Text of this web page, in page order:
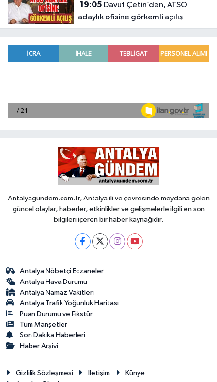
19:05
adaylık ofisine görkemli açılış
Antalyagundem.com.tr, Antalya ili ve çevresinde meydana gelen
güncel olaylar, haberler, etkinlikler ve gelişmelerle ilgili en son
bilgileri içeren bir haber kaynağıdır.
Antalya Nöbetçi Eczaneler
Antalya Hava Durumu
Antalya Namaz Vakitleri
Antalya Trafik Yoğunluk Haritası
Puan Durumu ve Fikstür
Tüm Manşetler
Son Dakika Haberleri
Haber Arşivi
Gizlilik Sözleşmesi İletişim
Künye